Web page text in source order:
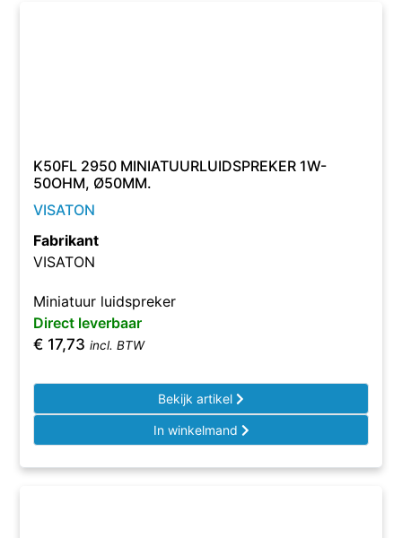
K50FL 2950 MINIATUURLUIDSPREKER 1W-
50OHM, Ø50MM.
VISATON
Fabrikant
VISATON
Miniatuur luidspreker
Direct leverbaar
€ 17,73 incl. BTW
Bekijk artikel
In winkelmand